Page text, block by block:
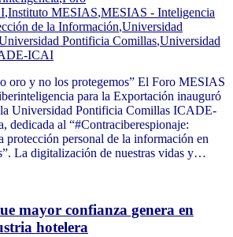
,Instituto MESIAS,MESIAS - Inteligencia
de la Información,Universidad
Pontificia Comillas,Universidad
ICAI
oro y no los protegemos” El Foro MESIAS
para la Exportación inauguró
Universidad Pontificia Comillas ICADE-
dedicada al “#Contraciberespionaje:
protección personal de la información en
La digitalización de nuestras vidas y…
mayor confianza genera en
hotelera